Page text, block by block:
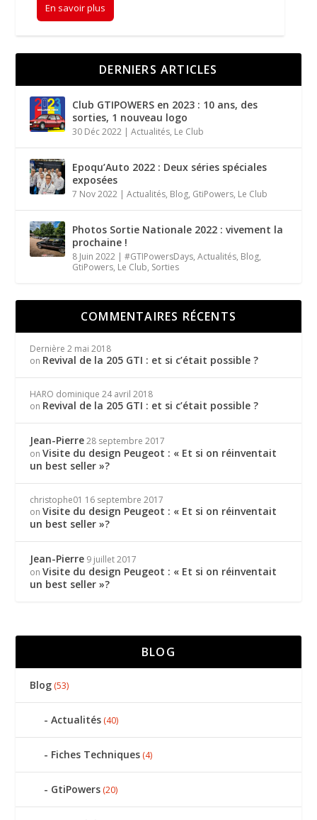
En savoir plus
DERNIERS ARTICLES
Club GTIPOWERS en 2023 : 10 ans, des
sorties, 1 nouveau logo
30 Déc 2022 |Actualités, Le Club
Epoqu’Auto 2022 : Deux séries spéciales
exposées
7 Nov 2022 |Actualités, Blog, GtiPowers, Le Club
Photos Sortie Nationale 2022 : vivement la
prochaine !
8 Juin 2022 |#GTIPowersDays,Actualités, Blog,
GtiPowers, Le Club, Sorties
COMMENTAIRES RÉCENTS
Dernière 2 mai 2018
on Revival de la 205 GTI : et si c’était possible ?
HARO dominique 24 avril 2018
on Revival de la 205 GTI : et si c’était possible ?
Jean-Pierre 28 septembre 2017
onVisite du design Peugeot : « Et si on réinventait
un best seller »?
christophe01 16 septembre 2017
onVisite du design Peugeot : « Et si on réinventait
un best seller »?
Jean-Pierre 9 juillet 2017
onVisite du design Peugeot : « Et si on réinventait
un best seller »?
BLOG
Blog (53)
Actualités (40)
Fiches Techniques (4)
GtiPowers (20)